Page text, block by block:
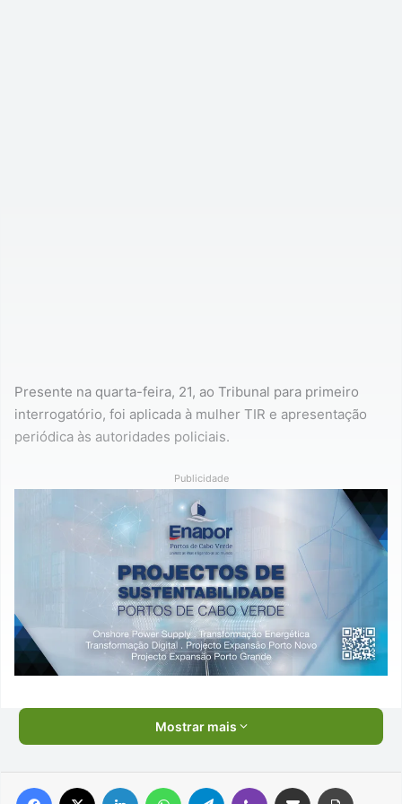
Presente na quarta-feira, 21, ao Tribunal para primeiro
interrogatório, foi aplicada à mulher TIR e apresentação
periódica às autoridades policiais.
Publicidade
Mostrar mais
Facebook Linkedin WhatsAppTelegram Viber Compartilhar via e-mail